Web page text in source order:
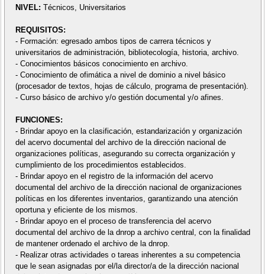
NIVEL: Técnicos, Universitarios
REQUISITOS:
- Formación: egresado ambos tipos de carrera técnicos y
universitarios de administración, bibliotecología, historia, archivo.
- Conocimientos básicos conocimiento en archivo.
- Conocimiento de ofimática a nivel de dominio a nivel básico
(procesador de textos, hojas de cálculo, programa de presentación).
- Curso básico de archivo y/o gestión documental y/o afines.
FUNCIONES:
- Brindar apoyo en la clasificación, estandarización y organización
del acervo documental del archivo de la dirección nacional de
organizaciones políticas, asegurando su correcta organización y
cumplimiento de los procedimientos establecidos.
- Brindar apoyo en el registro de la información del acervo
documental del archivo de la dirección nacional de organizaciones
políticas en los diferentes inventarios, garantizando una atención
oportuna y eficiente de los mismos.
- Brindar apoyo en el proceso de transferencia del acervo
documental del archivo de la dnrop a archivo central, con la finalidad
de mantener ordenado el archivo de la dnrop.
- Realizar otras actividades o tareas inherentes a su competencia
que le sean asignadas por el/la director/a de la dirección nacional